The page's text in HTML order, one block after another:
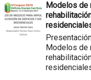
Modelos de
Modelos de